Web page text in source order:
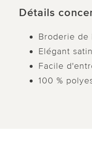
Détails
Broderie de
Elégant
Facile
100 %